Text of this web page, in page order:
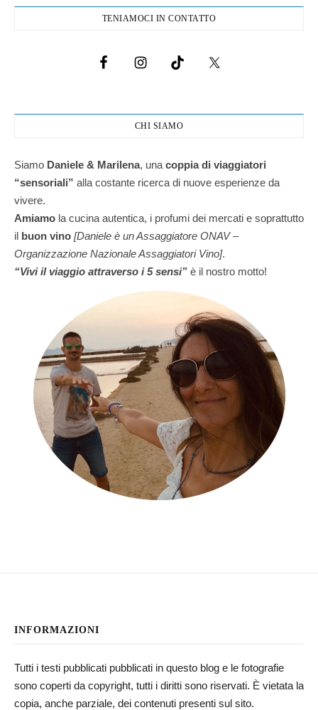
TENIAMOCI IN CONTATTO
CHI SIAMO
Siamo Daniele & Marilena, una coppia di viaggiatori
“sensoriali” alla costante ricerca di nuove esperienze da
vivere.
Amiamo la cucina autentica, i profumi dei mercati e soprattutto
il buon vino [Daniele è un Assaggiatore ONAV –
Organizzazione Nazionale Assaggiatori Vino].
“Vivi il viaggio attraverso i 5 sensi” è il nostro motto!
INFORMAZIONI
Tutti i testi pubblicati pubblicati in questo blog e le fotografie
sono coperti da copyright, tutti i diritti sono riservati. È vietata la
copia, anche parziale, dei contenuti presenti sul sito.